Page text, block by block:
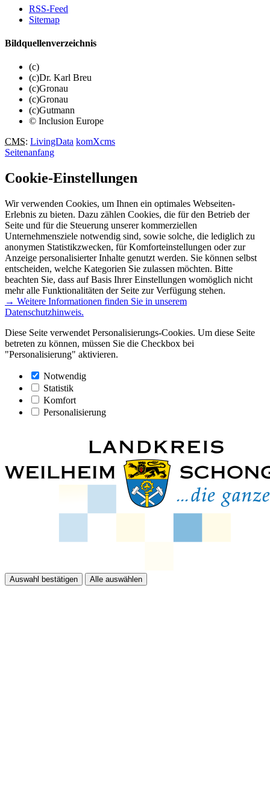
RSS-Feed
Sitemap
Bildquellenverzeichnis
(c)
(c)Dr. Karl Breu
(c)Gronau
(c)Gronau
(c)Gutmann
© Inclusion Europe
CMS: LivingData komXcms
Seitenanfang
Cookie-Einstellungen
Wir verwenden Cookies, um Ihnen ein optimales Webseiten-
Erlebnis zu bieten. Dazu zählen Cookies, die für den Betrieb der
Seite und für die Steuerung unserer kommerziellen
Unternehmensziele notwendig sind, sowie solche, die lediglich zu
anonymen Statistikzwecken, für Komforteinstellungen oder zur
Anzeige personalisierter Inhalte genutzt werden. Sie können selbst
entscheiden, welche Kategorien Sie zulassen möchten. Bitte
beachten Sie, dass auf Basis Ihrer Einstellungen womöglich nicht
mehr alle Funktionalitäten der Seite zur Verfügung stehen.
→ Weitere Informationen finden Sie in unserem
Datenschutzhinweis.
Diese Seite verwendet Personalisierungs-Cookies. Um diese Seite
betreten zu können, müssen Sie die Checkbox bei
"Personalisierung" aktivieren.
Notwendig
Statistik
Komfort
Personalisierung
Auswahl bestätigen Alle auswählen